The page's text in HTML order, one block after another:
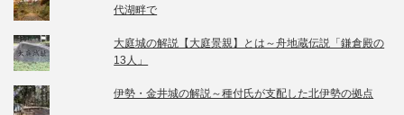
代湖畔で
大庭城の解説【大庭景親】とは～舟地蔵伝説「鎌倉殿の
13人」
伊勢・金井城の解説～種付氏が支配した北伊勢の拠点